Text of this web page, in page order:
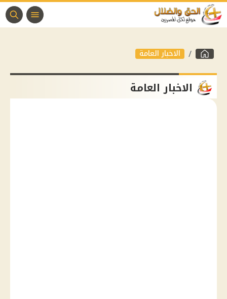
الاخبار العامة
الاخبار العامة